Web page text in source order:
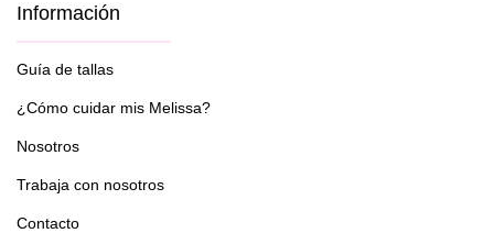
Información
Guía de tallas
¿Cómo cuidar mis Melissa?
Nosotros
Trabaja con nosotros
Contacto